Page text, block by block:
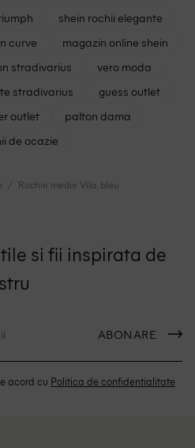
shein rochii elegante
curve
magazin online shein
stradivarius
vero moda
stradivarius
guess outlet
outlet
palton dama
de ocazie
Rochie medie Vila, bleu
si fii inspirata de
ABONARE
acord cu Politica de confidentialitate